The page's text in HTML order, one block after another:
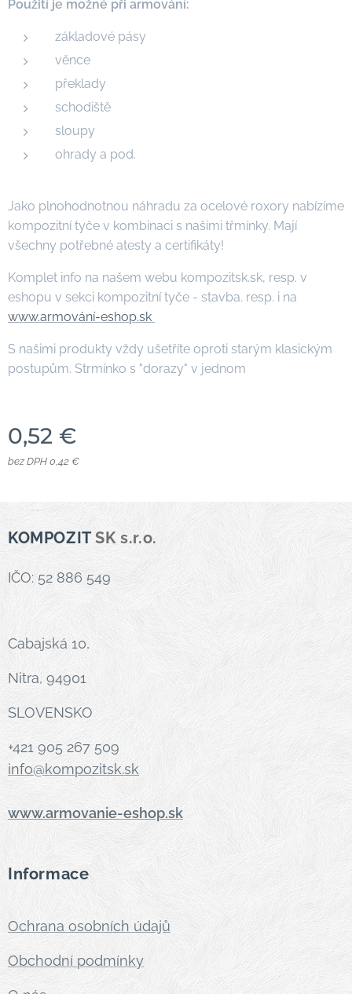
Použití je možné při armování:
základové pásy
věnce
překlady
schodiště
sloupy
ohrady a pod.
Jako plnohodnotnou náhradu za ocelové roxory nabízíme
kompozitní tyče v kombinaci s našimi třmínky. Mají
všechny potřebné atesty a certifikáty!
Komplet info na našem webu kompozitsk.sk, resp. v
eshopu v sekci kompozitní tyče - stavba. resp. i na
www.armování-eshop.sk
S našimi produkty vždy ušetříte oproti starým klasickým
postupům. Strmínko s "dorazy" v jednom
0,52 €
bez DPH 0,42 €
KOMPOZITSK s.r.o.
IČO: 52 886 549
Cabajská 10,
Nitra, 94901
SLOVENSKO
+421 905 267 509
info@kompozitsk.sk
www.armovanie-eshop.sk
Informace
Ochrana osobních údajů
Obchodní podmínky